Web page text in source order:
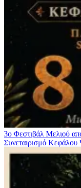
3ο Φεστιβάλ Μελιού
Συνεταιρισμό Κεφάλου